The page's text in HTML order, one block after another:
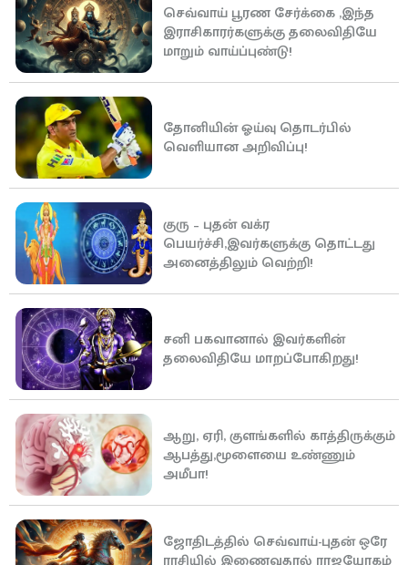
செவ்வாய் பூரண சேர்க்கை ,இந்த
இராசிகாரர்களுக்கு தலைவிதியே
மாறும் வாய்ப்புண்டு!
தோனியின் ஓய்வு தொடர்பில்
வெளியான அறிவிப்பு!
குரு – புதன் வக்ர
பெயர்ச்சி,இவர்களுக்கு தொட்டது
அனைத்திலும் வெற்றி!
சனி பகவானால் இவர்களின்
தலைவிதியே மாறப்போகிறது!
ஆறு, ஏரி, குளங்களில் காத்திருக்கும்
ஆபத்து,மூளையை உண்ணும்
அமீபா!
ஜோதிடத்தில் செவ்வாய்-புதன் ஒரே
ராசியில் இணைவதால் ராஜயோகம்